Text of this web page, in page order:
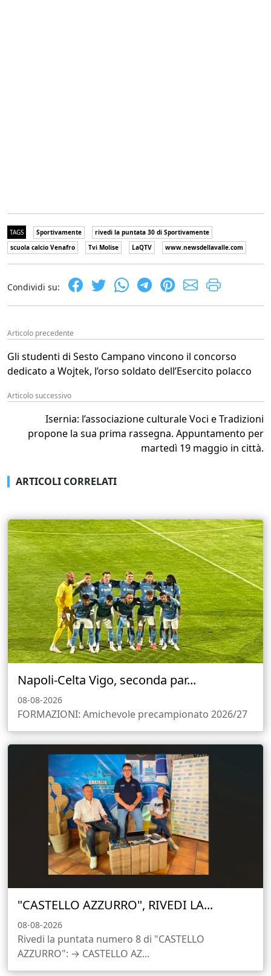
TAGS Sportivamente
rivedi la puntata 30 di Sportivamente
scuola calcio Venafro
Tvi Molise LaQTV www.newsdellavalle.com
Condividi su:
Articolo precedente
Gli studenti di Sesto Campano vincono il concorso
dedicato a Wojtek, l’orso soldato dell’Esercito polacco
Articolo successivo
Isernia: l’associazione culturale Voci e Tradizioni
propone la sua prima rassegna. Appuntamento per
martedì 19 maggio in città.
ARTICOLI CORRELATI
Napoli-Celta Vigo, seconda par...
08-08-2026
FORMAZIONI: Amichevole precampionato 2026/27
"CASTELLO AZZURRO", RIVEDI LA...
08-08-2026
Rivedi la puntata numero 8 di "CASTELLO
AZZURRO": → CASTELLO AZ...